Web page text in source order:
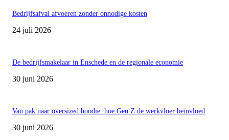
Bedrijfsafval afvoeren zonder onnodige kosten
24 juli 2026
De bedrijfsmakelaar in Enschede en de regionale economie
30 juni 2026
Van pak naar oversized hoodie: hoe Gen Z de werkvloer beïnvloed
30 juni 2026